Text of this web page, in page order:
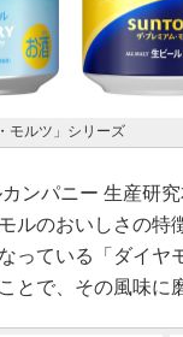
モルツ」シリーズ
ンパニー 生産研
ルのおいしさの特
っている「ダイヤ
とで、その風味に